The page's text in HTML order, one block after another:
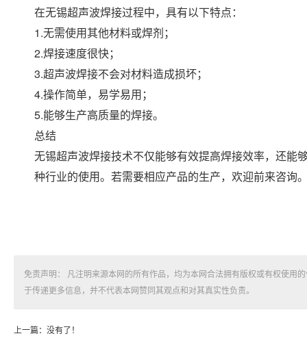
在无锡超声波焊接过程中，具有以下特点：
1.无需使用其他材料或焊剂；
2.焊接速度很快；
3.超声波焊接不会对材料造成损坏；
4.操作简单，易学易用；
5.能够生产高质量的焊接。
总结
无锡超声波焊接技术不仅能够有效提高焊接效率，还能
种行业的使用。若需要相应产品的生产，欢迎前来咨询
免责声明： 凡注明来源本网的所有作品，均为本网合法拥有版权或有权使用
于传递更多信息，并不代表本网赞同其观点和对其真实性负责。
上一篇：没有了！